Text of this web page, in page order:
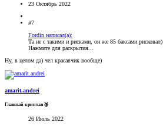
23 Октябрь 2022
#7
Fordin написал(а):
Та не с такими и рисками, он же 85 баксами рисковал)
Нажмите для раскрытия...
Ну, в целом да) чел красавчик вообще)
amarit.andrei
Главный криптан🥈
26 Июль 2022